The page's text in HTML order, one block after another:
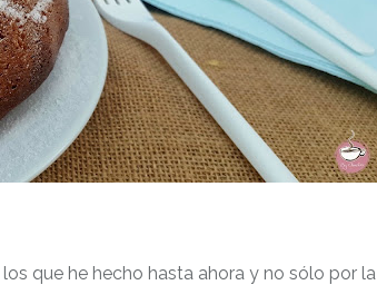
que he hecho hasta ahora y no sólo por la